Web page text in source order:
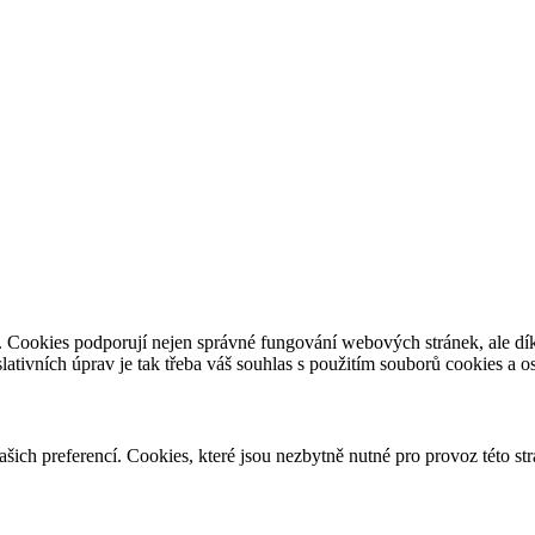
podporují nejen správné fungování webových stránek, ale
úprav je tak třeba váš souhlas s použitím souborů cookies a
preferencí. Cookies, které jsou nezbytně nutné pro provoz této